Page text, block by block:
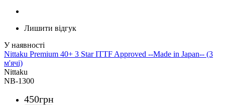
Лишити відгук
Nittaku Premium 40+ 3 Star ITTF Approved --Made in Japan-- (3
м'ячі)
Nittaku
NB-1300
450грн